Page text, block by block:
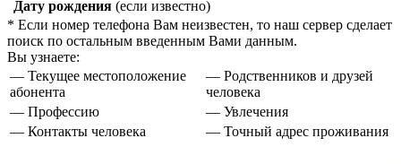
Дату рождения (если известно)
* Если номер телефона Вам неизвестен, то наш сервер сделает
поиск по остальным введенным Вами данным.
Вы узнаете:
— Текущее местоположение
абонента
— Родственников и друзей
человека
— Профессию
— Увлечения
— Контакты человека
— Точный адрес проживания